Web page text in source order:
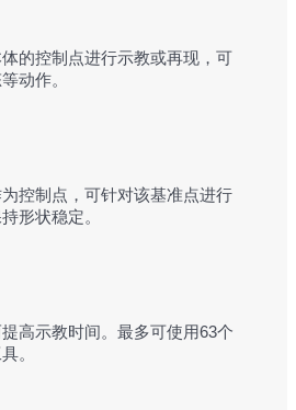
的控制点进行示教或再现，可
动作。
控制点，可针对该基准点进行
形状稳定。
高示教时间。最多可使用63个
。